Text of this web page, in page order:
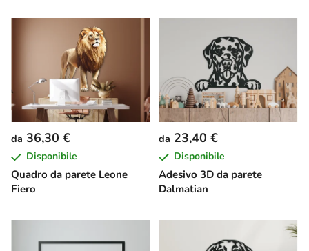
Quadro da parete Leone
Fiero
da 36,30 €
Disponibile
Adesivo 3D da parete
Dalmatian
da 23,40 €
Disponibile